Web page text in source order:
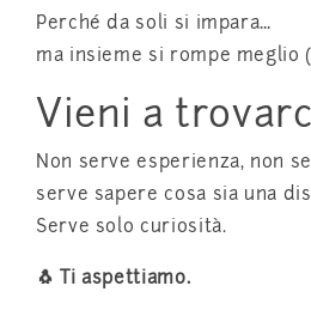
Perché da soli si impara…
ma insieme si rompe meglio
Vieni a
Non serve esperienza, non
serve sapere cosa sia una
Serve solo curiosità.
🐧 Ti aspettiamo.